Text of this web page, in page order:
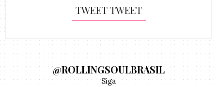
TWEET TWEET
@ROLLINGSOULBRASIL
Siga